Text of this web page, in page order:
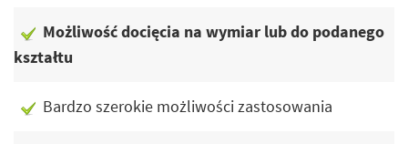
Możliwość docięcia na wymiar lub do podanego
kształtu
Bardzo szerokie możliwości zastosowania